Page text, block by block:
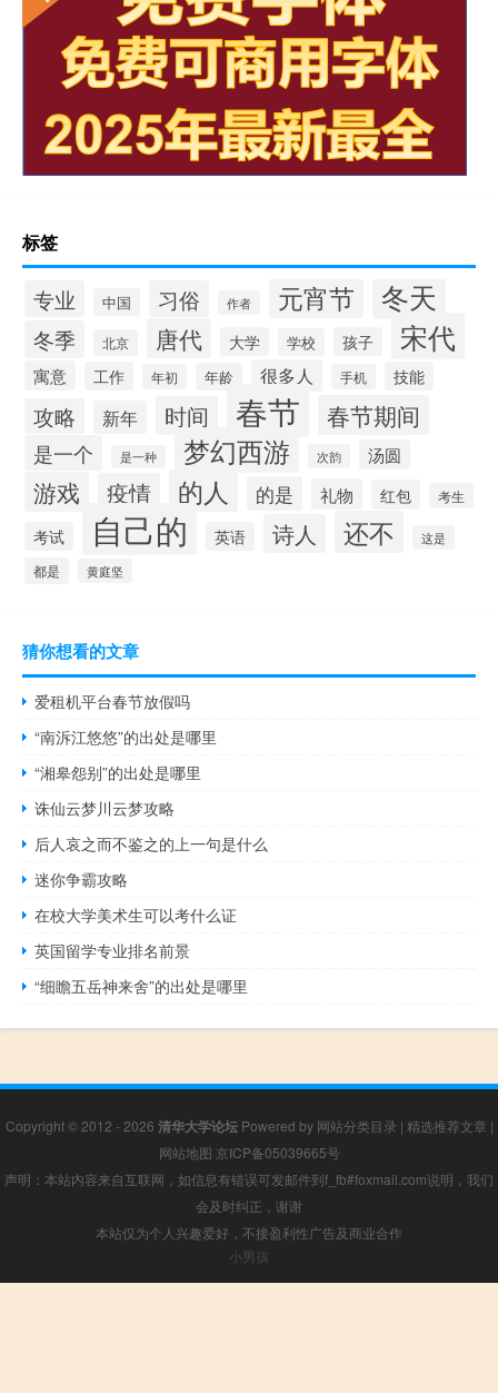
标签
专业 中国 习俗 作者 元宵节 冬天
冬季 北京 唐代 大学 学校 孩子 宋代
寓意 工作 年初 年龄 很多人 手机 技能
攻略 新年 时间 春节 春节期间
是一个 是一种 梦幻西游 次韵 汤圆
游戏 疫情 的人 的是 礼物 红包 考生
考试 自己的 英语 诗人 还不 这是
都是 黄庭坚
猜你想看的文章
爱租机平台春节放假吗
“南泝江悠悠”的出处是哪里
“湘皋怨别”的出处是哪里
诛仙云梦川云梦攻略
后人哀之而不鉴之的上一句是什么
迷你争霸攻略
在校大学美术生可以考什么证
英国留学专业排名前景
“细瞻五岳神来舍”的出处是哪里
Copyright © 2012 - 2026 清华大学论坛Powered by 网站分类目录 | 精选推荐文章 |
网站地图 京ICP备05039665号
声明：本站内容来自互联网，如信息有错误可发邮件到f_fb#foxmail.com说明，我们
会及时纠正，谢谢
本站仅为个人兴趣爱好，不接盈利性广告及商业合作
小男孩